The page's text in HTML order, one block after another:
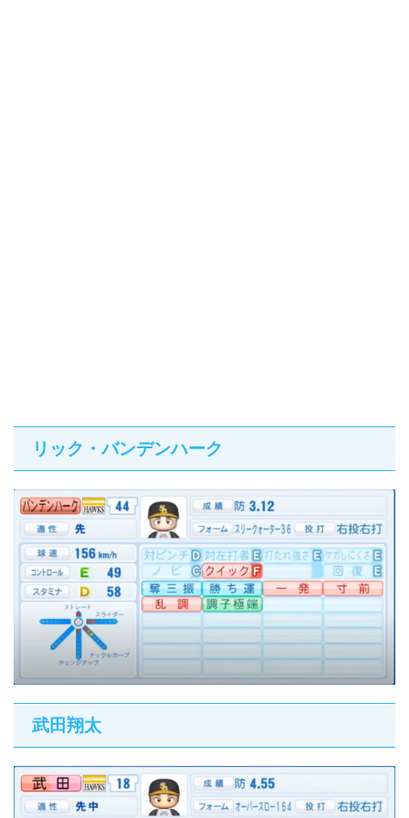
リック・バンデンハーク
武田翔太